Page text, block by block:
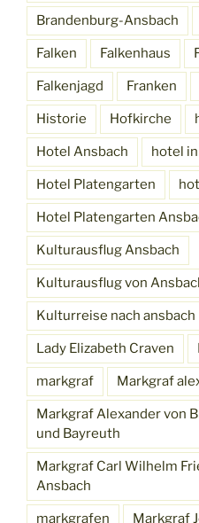
Brandenburg-Ansbach
Falken Falkenhaus
Falkenjagd Franken
Historie Hofkirche
Hotel Ansbach hotel
Hotel Platengarten
Hotel Platengarten
Kulturausflug Ansbach
Kulturausflug von
Kulturreise nach ansbach
Lady Elizabeth Craven
markgraf Markgraf
Markgraf Alexander von
und Bayreuth
Markgraf Carl Wilhelm
Ansbach
markgrafen Markgraf